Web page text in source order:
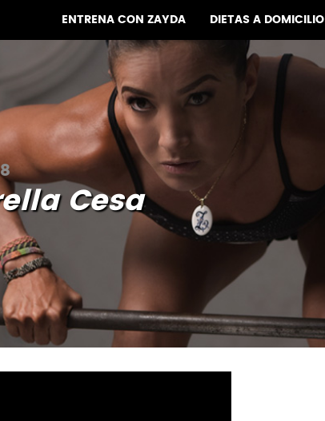
ENTRENA CON ZAYDA DIETAS A DOMICILIO
Cesa